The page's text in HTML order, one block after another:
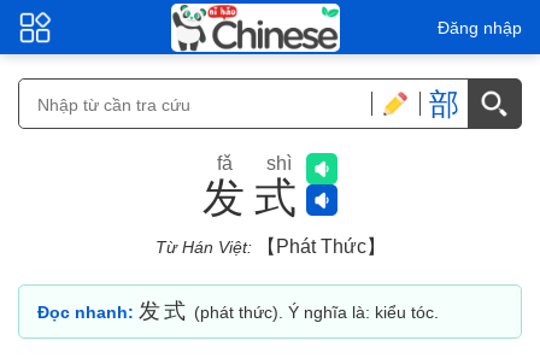
Đăng nhập
部
发式
fǎ shì
Từ Hán Việt:【phát Thức】
Đọc nhanh: 发式 (phát thức). Ý nghĩa là: kiểu tóc.